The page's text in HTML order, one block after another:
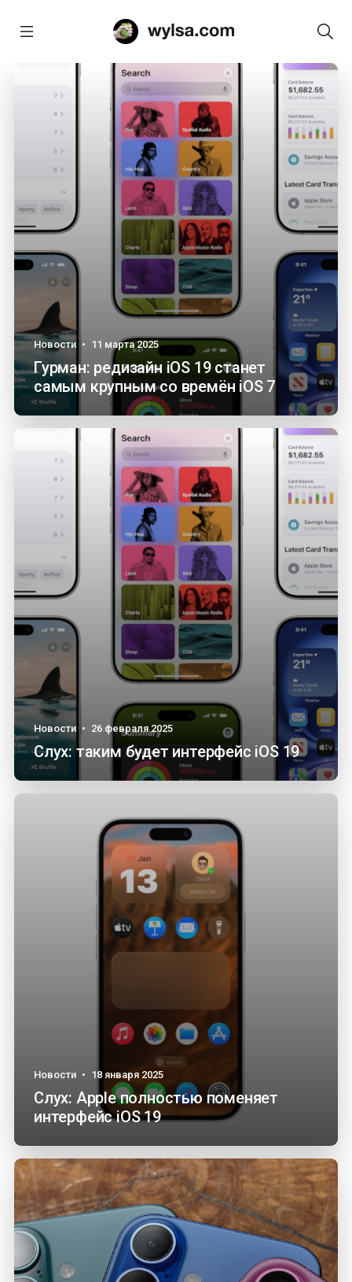
Новости • 11 марта 2025
Гурман: редизайн iOS 19 станет
самым крупным со времён iOS 7
Новости • 26 февраля 2025
Слух: таким будет интерфейс iOS 19
Новости • 18 января 2025
Слух: Apple полностью поменяет
интерфейс iOS 19